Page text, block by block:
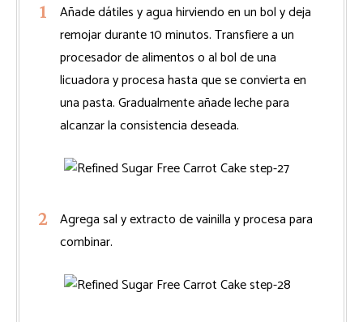
Añade dátiles y agua hirviendo en un bol y deja
remojar durante 10 minutos. Transfiere a un
procesador de alimentos o al bol de una
licuadora y procesa hasta que se convierta en
una pasta. Gradualmente añade leche para
alcanzar la consistencia deseada.
Agrega sal y extracto de vainilla y procesa para
combinar.